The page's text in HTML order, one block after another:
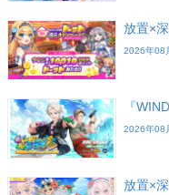
放置×
2026年08
『
2026年08
放置×